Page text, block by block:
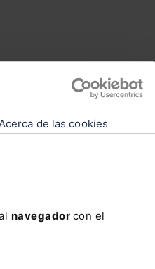
de las cookies
navegador con el